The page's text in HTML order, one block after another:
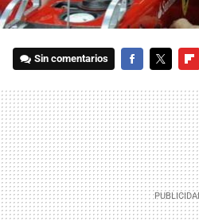
Sin comentarios